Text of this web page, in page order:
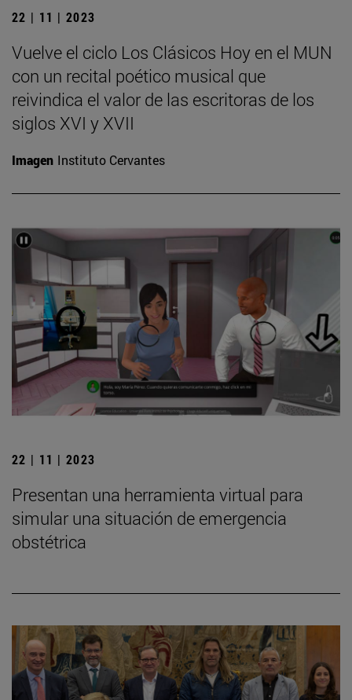
22 | 11 | 2023
Vuelve el ciclo Los Clásicos Hoy en el MUN
con un recital poético musical que
reivindica el valor de las escritoras de los
siglos XVI y XVII
Imagen Instituto Cervantes
22 | 11 | 2023
Presentan una herramienta virtual para
simular una situación de emergencia
obstétrica